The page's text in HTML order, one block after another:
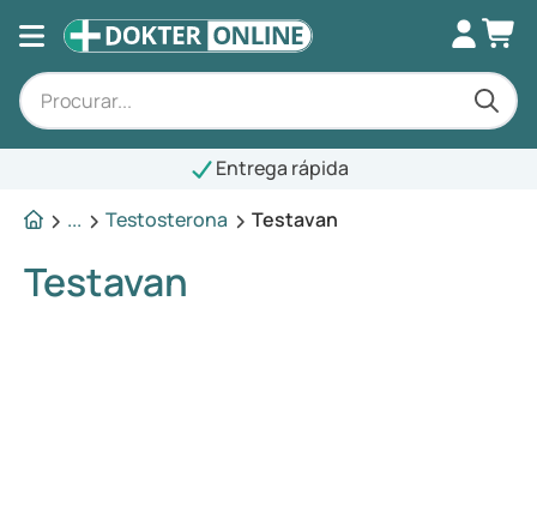
Entrega rápida
...
Testosterona Testavan
Testavan